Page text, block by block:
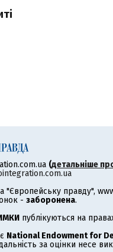
(детальніше
правду",
- заборонена.
публікуються на
National Endowment for
за оцінки несе